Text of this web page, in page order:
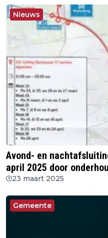
Nieuws
Avond- en
april 2025 door
23 maart 2025
Gemeente